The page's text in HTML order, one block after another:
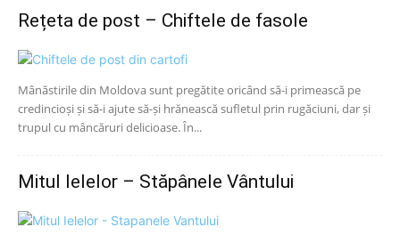
Rețeta de post – Chiftele de fasole
Mânăstirile din Moldova sunt pregătite oricând să-i primească pe
credincioși și să-i ajute să-și hrănească sufletul prin rugăciuni, dar și
trupul cu mâncăruri delicioase. În...
Mitul Ielelor – Stăpânele Vântului